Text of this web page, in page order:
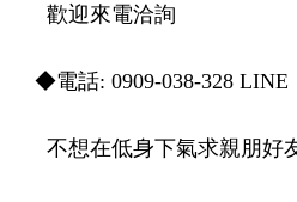
◆電話: 0909-038-328 LINE